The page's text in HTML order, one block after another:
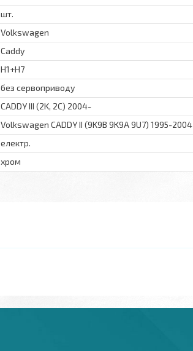
шт.
Volkswagen
Caddy
H1+H7
без сервоприводу
CADDY III (2K, 2C) 2004-
Volkswagen CADDY II (9K9B 9K9A 9U7) 1995-2004
електр.
хром